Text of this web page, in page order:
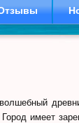
имеет